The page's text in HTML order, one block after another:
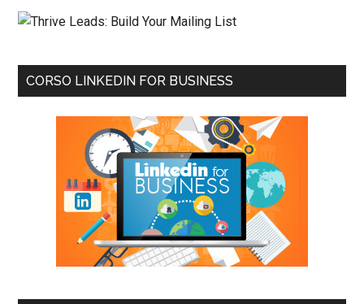
CORSO LINKEDIN FOR BUSINESS